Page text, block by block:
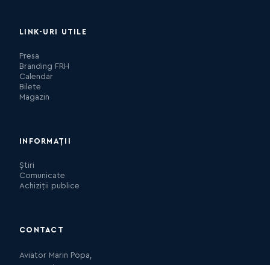
LINK-URI UTILE
Presa
Branding FRH
Calendar
Bilete
Magazin
INFORMAȚII
Știri
Comunicate
Achiziții publice
CONTACT
Aviator Marin Popa,